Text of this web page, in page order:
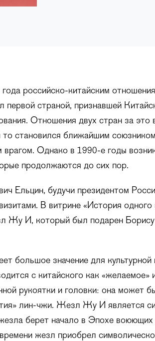
российско-китайским
первой страной, признавшей
Отношения двух стран за это
становился ближайшим
врагом. Однако в 1990-е годы
продолжаются до сих пор.
Ельцин, будучи президентом
В витрине «История одного
Жу И, который был подарен Борису
большое значение для культурной
с китайского как
рукоятки и головки: она может
лин-чжи. Жезл Жу И является
берет начало в Эпохе
жезл приобрел